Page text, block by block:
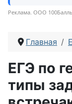
Реклама. ООО
Главная
ЕГЭ по
типы